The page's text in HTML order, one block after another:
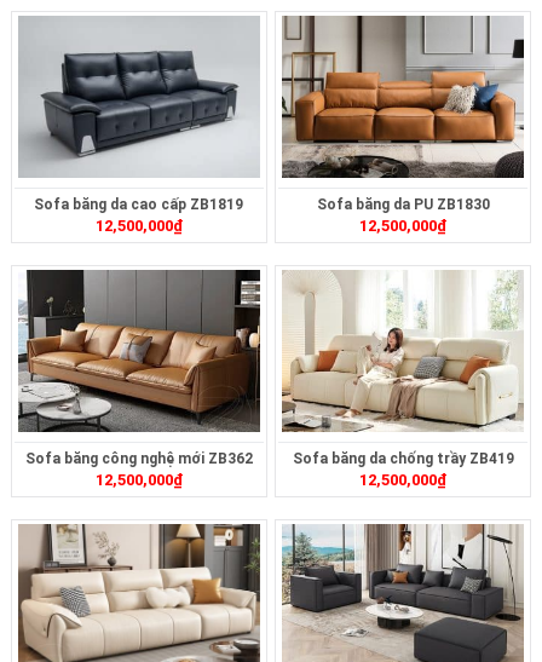
Sofa băng da cao cấp ZB1819
12,500,000₫
Sofa băng da PU ZB1830
12,500,000₫
Sofa băng công nghệ mới ZB362
12,500,000₫
Sofa băng da chống trầy ZB419
12,500,000₫